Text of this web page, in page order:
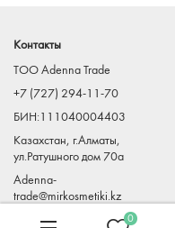
Контакты
TOO Adenna Trade
+7 (727) 294-11-70
БИН:111040004403
Казахстан, г.Алматы,
ул.Ратушного дом 70а
Adenna-
trade@mirkosmetiki.kz
0